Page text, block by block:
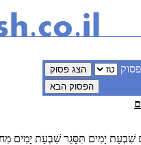
פסוק
שִׁבְעַת יָמִים תִּסָּגֵר שִׁבְעַת יָמִים